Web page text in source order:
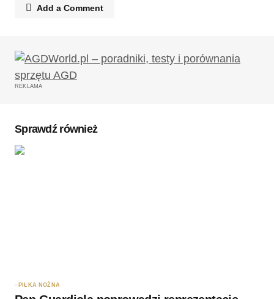
Add a Comment
Twój adres email nie zostanie opublikowany.
Wymagane pola są oznaczone
REKLAMA
Sprawdź również
PIŁKA NOŻNA